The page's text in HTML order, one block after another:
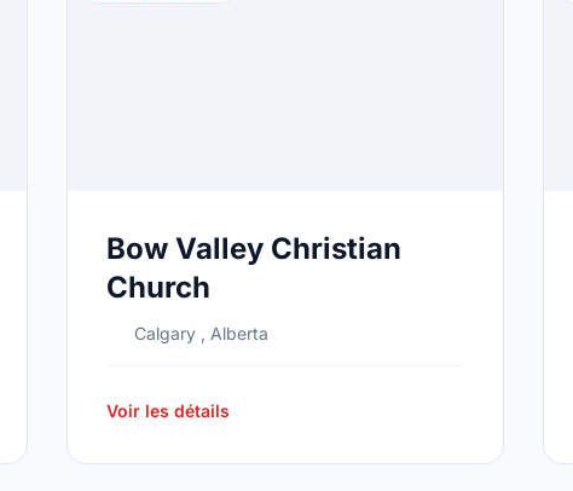
Bow Valley Christian
Church
Calgary , Alberta
Voir les détails